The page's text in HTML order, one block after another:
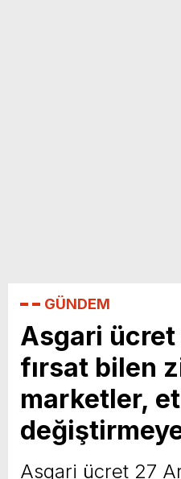
GÜNDEM
Asgari ücret
fırsat bilen
marketler,
Asgari ücret 27